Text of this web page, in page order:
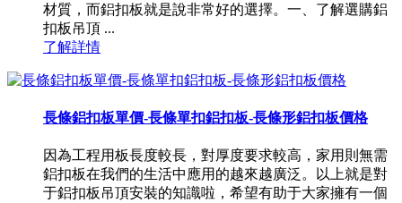
材質，而鋁扣板就是說非常好的選擇。一、了解選購鋁
扣板吊頂 ...
了解詳情
長條鋁扣板單價-長條單扣鋁扣板-長條形鋁扣板價格
因為工程用板長度較長，對厚度要求較高，家用則無需
鋁扣板在我們的生活中應用的越來越廣泛。以上就是對
于鋁扣板吊頂安裝的知識啦，希望有助于大家擁有一個